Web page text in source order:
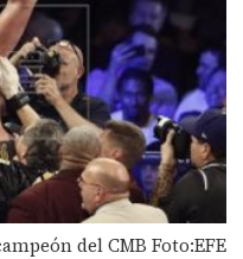
del CMB Foto:EFE